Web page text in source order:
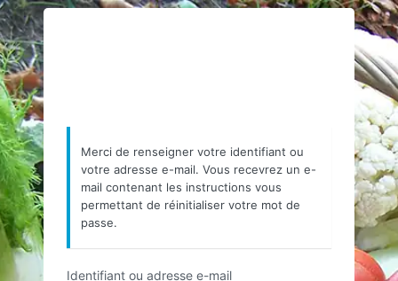
Mot
de
passe
oublié
https://
Merci de renseigner votre identifiant ou
votre adresse e-mail. Vous recevrez un e-
mail contenant les instructions vous
permettant de réinitialiser votre mot de
passe.
Identifiant ou adresse e-mail